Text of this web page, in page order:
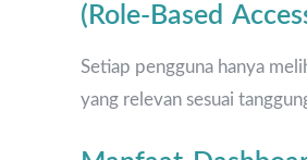
(Role-Based
Setiap pengguna hanya
yang relevan sesuai